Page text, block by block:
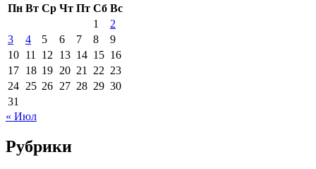
Пн Вт Ср Чт Пт Сб Вс
1
2
3
4 5 6 7 8
9
10 11 12 13 14 15 16
17 18 19 20 21 22 23
24 25 26 27 28 29 30
31
« Июл
Рубрики